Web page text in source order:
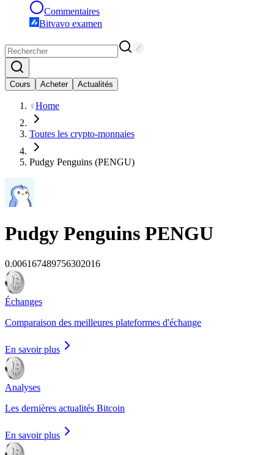
Commentaires
Bitvavo examen
Cours Acheter Actualités
Home
Toutes les crypto-monnaies
Pudgy Penguins (PENGU)
Pudgy Penguins PENGU
0.006167489756302016
Échanges
Comparaison des meilleures plateformes d'échange
En savoir plus
Analyses
Les dernières actualités Bitcoin
En savoir plus